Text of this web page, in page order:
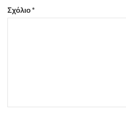
Σχόλιο*